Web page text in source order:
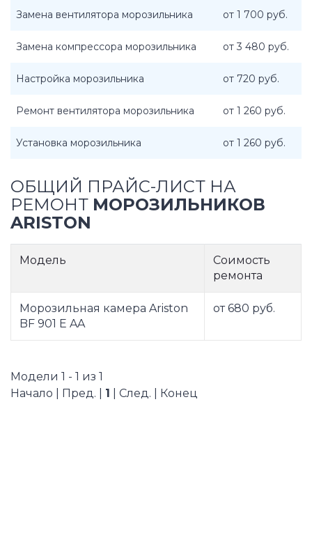
Замена вентилятора морозильника от 1 700 руб.
Замена компрессора морозильника от 3 480 руб.
Настройка морозильника от 720 руб.
Ремонт вентилятора морозильника от 1 260 руб.
Установка морозильника от 1 260 руб.
ОБЩИЙ ПРАЙС-ЛИСТ НА
РЕМОНТ МОРОЗИЛЬНИКОВ
ARISTON
Модель
Соимость
ремонта
Морозильная камера Ariston
BF 901 E AA
от 680 руб.
Модели 1 - 1 из 1
Начало | Пред. | 1 | След. | Конец